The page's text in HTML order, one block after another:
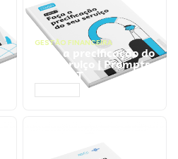
GESTÃO FINANCEIRA
Faça a precificação do
seu serviço | Prompts
ChatGPT